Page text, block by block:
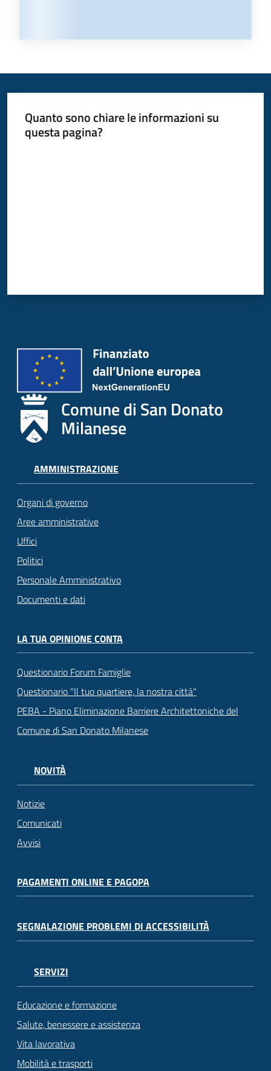
Quanto sono chiare le informazioni su
questa pagina?
Comune di San Donato
Milanese
AMMINISTRAZIONE
Organi di governo
Aree amministrative
Uffici
Politici
Personale Amministrativo
Documenti e dati
LA TUA OPINIONE CONTA
Questionario Forum Famiglie
Questionario "Il tuo quartiere, la nostra città"
PEBA - Piano Eliminazione Barriere Architettoniche del
Comune di San Donato Milanese
NOVITÀ
Notizie
Comunicati
Avvisi
PAGAMENTI ONLINE E PAGOPA
SEGNALAZIONE PROBLEMI DI ACCESSIBILITÀ
SERVIZI
Educazione e formazione
Salute, benessere e assistenza
Vita lavorativa
Mobilità e trasporti